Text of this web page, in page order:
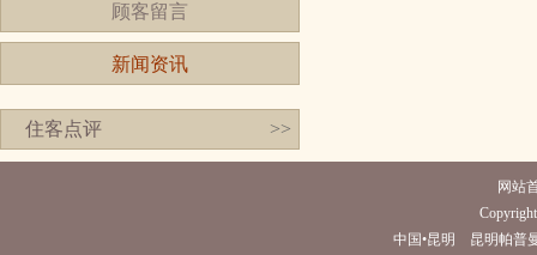
顾客留言
新闻资讯
住客点评 >>
网站
中国•昆明 昆明帕普